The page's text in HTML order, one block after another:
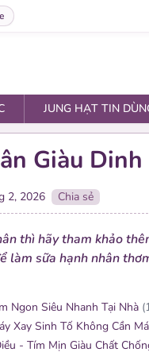
JUNG HẠT TIN
Giàu
2, 2026 Chia sẻ
thì hãy tham khảo
làm sữa hạnh nhân
Ngon Siêu Nhanh Tại Nhà
Xay Sinh Tố Không Cần
- Tím Mịn Giàu Chất